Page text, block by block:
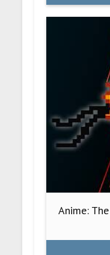
Anime: